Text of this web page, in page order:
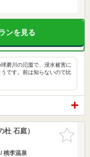
ンを見る
磨川の氾濫で、浸水被害に
です。前は知らないので比
お気に入
りに追加
石庭）
桃李温泉